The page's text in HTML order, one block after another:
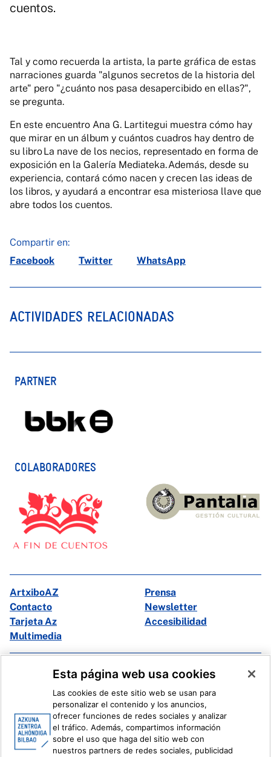
cuentos.
Tal y como recuerda la artista, la parte gráfica de estas
narraciones guarda "algunos secretos de la historia del
arte" pero "¿cuánto nos pasa desapercibido en ellas?",
se pregunta.
En este encuentro Ana G. Lartitegui muestra cómo hay
que mirar en un álbum y cuántos cuadros hay dentro de
su libro La nave de los necios, representado en forma de
exposición en la Galería Mediateka. Además, desde su
experiencia, contará cómo nacen y crecen las ideas de
los libros, y ayudará a encontrar esa misteriosa llave que
abre todos los cuentos.
Compartir en:
Facebook
Twitter WhatsApp
ACTIVIDADES RELACIONADAS
PARTNER
COLABORADORES
ArtxiboAZ
Prensa
Contacto
Newsletter
Tarjeta Az
Accesibilidad
Multimedia
Facebook
X
Ivoox
Información legal Sistema Interno de Información
Esta página web usa cookies
Las cookies de este sitio web se usan para
personalizar el contenido y los anuncios,
ofrecer funciones de redes sociales y analizar
el tráfico. Además, compartimos información
sobre el uso que haga del sitio web con
nuestros partners de redes sociales, publicidad